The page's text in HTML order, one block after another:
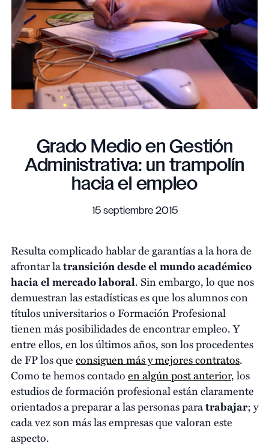
Grado Medio en Gestión
Administrativa: un trampolín
hacia el empleo
15 septiembre 2015
Resulta complicado hablar de garantías a la hora de
afrontar latransicióndesde el mundo académico
hacia el mercado laboral. Sin embargo, lo que nos
demuestran las estadísticas es que los alumnos con
títulos universitarios o Formación Profesional
tienen más posibilidades de encontrar empleo. Y
entre ellos, en los últimos años, son los procedentes
de FP los queconsiguen más y mejores contratos.
Como te hemos contadoen algún post anterior, los
estudios de formación profesional están claramente
orientados a preparar a las personas paratrabajar; y
cada vez son más las empresas que valoran este
aspecto.